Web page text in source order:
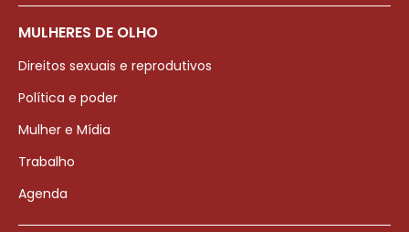
MULHERES DE OLHO
Direitos sexuais e reprodutivos
Política e poder
Mulher e Mídia
Trabalho
Agenda